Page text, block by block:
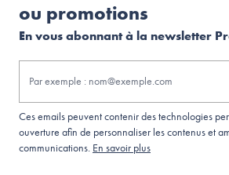
ou promotions
En vous abonnant à la newsletter
Ces emails peuvent contenir des technologies
ouverture afin de personnaliser les contenus et
communications. En savoir plus